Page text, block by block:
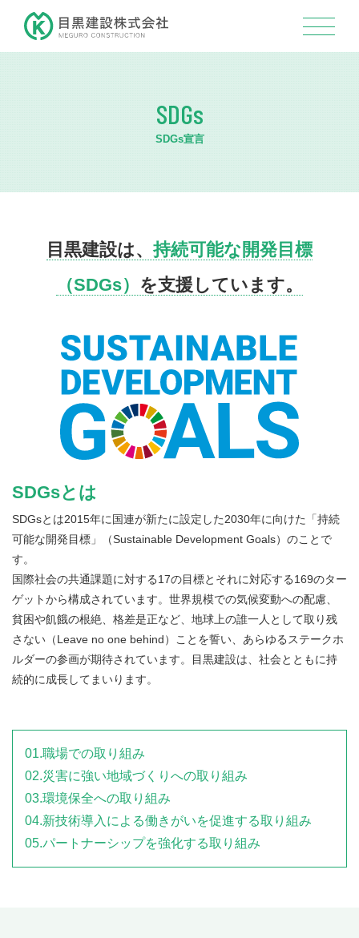
SDGs
SDGs宣言
目黒建設は、持続可能な開発目標
（SDGs） を支援しています。
SDGsとは
SDGsとは2015年に国連が新たに設定した2030年に向けた「持続
可能な開発目標」（Sustainable Development Goals）のことで
す。
国際社会の共通課題に対する17の目標とそれに対応する169のター
ゲットから構成されています。世界規模での気候変動への配慮、
貧困や飢餓の根絶、格差是正など、地球上の誰一人として取り残
さない（Leave no one behind）ことを誓い、あらゆるステークホ
ルダーの参画が期待されています。目黒建設は、社会とともに持
続的に成長してまいります。
01.職場での取り組み
02.災害に強い地域づくりへの取り組み
03.環境保全への取り組み
04.新技術導入による働きがいを促進する取り組み
05.パートナーシップを強化する取り組み